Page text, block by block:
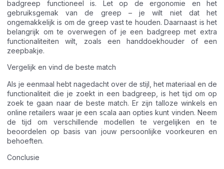
badgreep functioneel is. Let op de ergonomie en het
gebruiksgemak van de greep – je wilt niet dat het
ongemakkelijk is om de greep vast te houden. Daarnaast is het
belangrijk om te overwegen of je een badgreep met extra
functionaliteiten wilt, zoals een handdoekhouder of een
zeepbakje.
Vergelijk en vind de beste match
Als je eenmaal hebt nagedacht over de stijl, het materiaal en de
functionaliteit die je zoekt in een badgreep, is het tijd om op
zoek te gaan naar de beste match. Er zijn talloze winkels en
online retailers waar je een scala aan opties kunt vinden. Neem
de tijd om verschillende modellen te vergelijken en te
beoordelen op basis van jouw persoonlijke voorkeuren en
behoeften.
Conclusie